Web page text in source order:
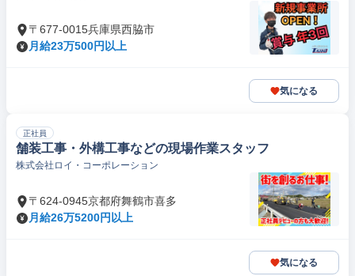
〒677-0015兵庫県西脇市
月給23万500円以上
気になる
正社員
舗装工事・外構工事などの現場作業スタッフ
株式会社ロイ・コーポレーション
〒624-0945京都府舞鶴市喜多
月給26万5200円以上
気になる